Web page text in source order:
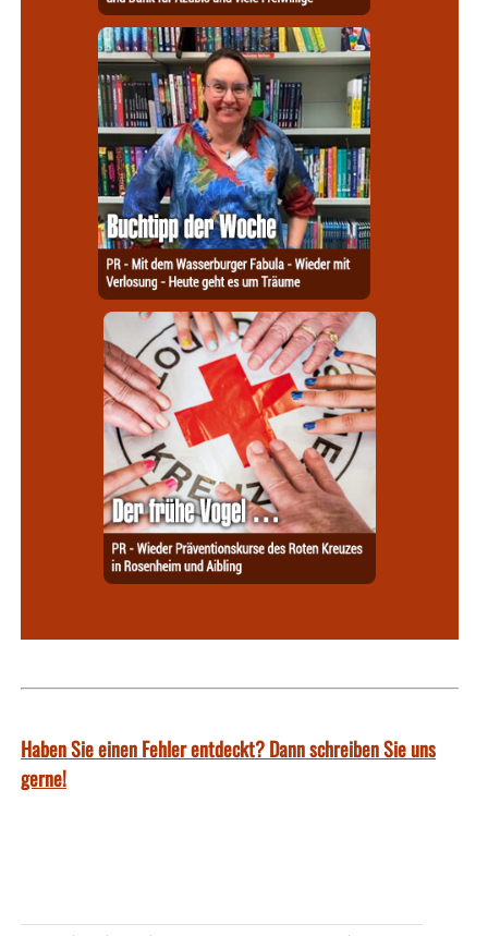
Haben Sie einen Fehler entdeckt? Dann schreiben Sie uns
gerne!